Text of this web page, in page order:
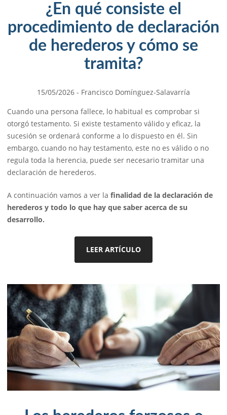
¿En qué consiste el
procedimiento de declaración
de herederos y cómo se
tramita?
15/05/2026 - Francisco Domínguez-Salavarría
Cuando una persona fallece, lo habitual es comprobar si
otorgó testamento. Si existe testamento válido y eficaz, la
sucesión se ordenará conforme a lo dispuesto en él. Sin
embargo, cuando no hay testamento, este no es válido o no
regula toda la herencia, puede ser necesario tramitar una
declaración de herederos.
A continuación vamos a ver la finalidad de la declaración de
herederos y todo lo que hay que saber acerca de su
desarrollo.
LEER ARTÍCULO